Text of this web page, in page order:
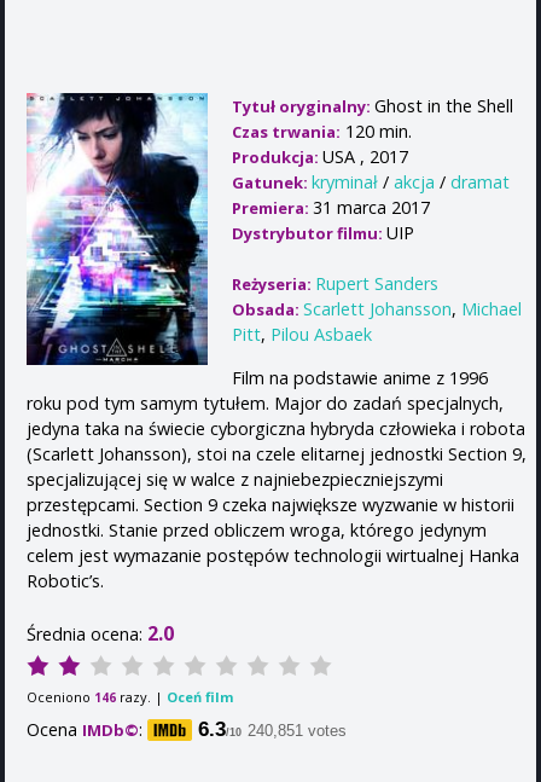
Tytuł oryginalny: Ghost in the Shell
Czas trwania: 120 min.
Produkcja: USA , 2017
Gatunek: kryminał / akcja / dramat
Premiera: 31 marca 2017
Dystrybutor filmu: UIP
Reżyseria: Rupert Sanders
Obsada: Scarlett Johansson, Michael
Pitt, Pilou Asbaek
Film na podstawie anime z 1996
roku pod tym samym tytułem. Major do zadań specjalnych,
jedyna taka na świecie cyborgiczna hybryda człowieka i robota
(Scarlett Johansson), stoi na czele elitarnej jednostki Section 9,
specjalizującej się w walce z najniebezpieczniejszymi
przestępcami. Section 9 czeka największe wyzwanie w historii
jednostki. Stanie przed obliczem wroga, którego jedynym
celem jest wymazanie postępów technologii wirtualnej Hanka
Robotic’s.
Średnia ocena: 2.0
Oceniono 146 razy. | Oceń film
Ocena IMDb©: 6.3/10 240,851 votes